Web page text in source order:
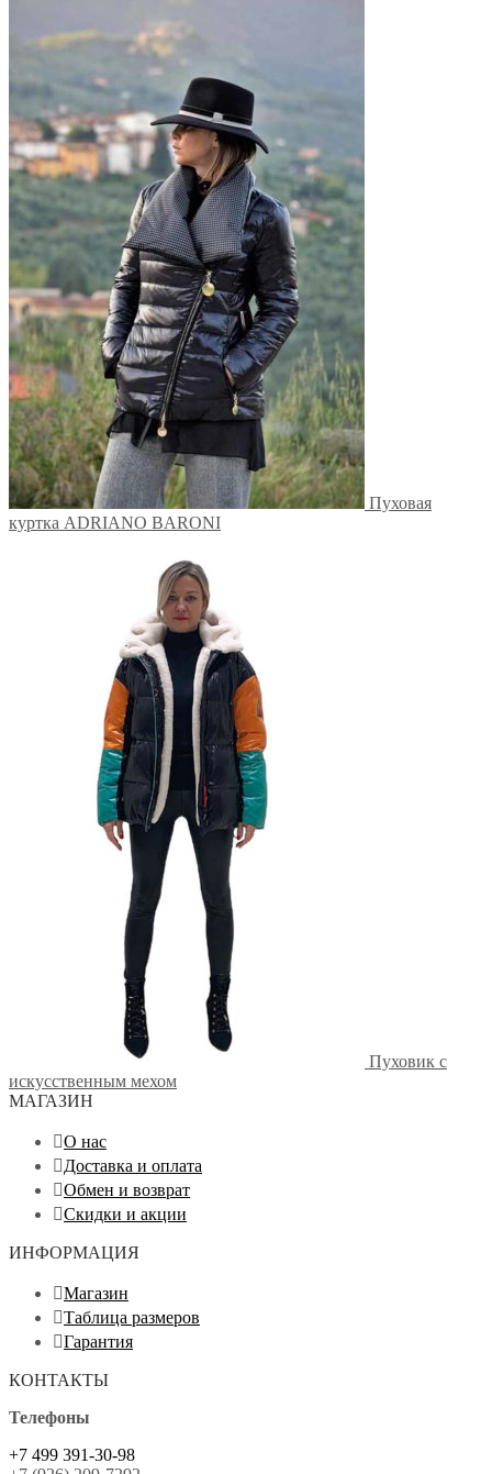
Пуховая
куртка ADRIANO BARONI
Пуховик с
искусственным мехом
МАГАЗИН
О нас
Доставка и оплата
Обмен и возврат
Скидки и акции
ИНФОРМАЦИЯ
Магазин
Таблица размеров
Гарантия
КОНТАКТЫ
Телефоны
+7 499 391-30-98